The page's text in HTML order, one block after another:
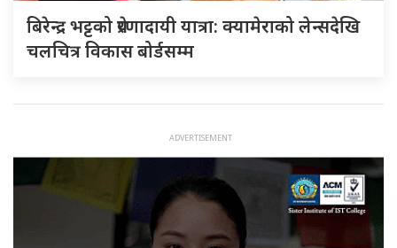
बिरेन्द्र भट्टको प्रेरणादायी यात्रा: क्यामेराको लेन्सदेखि
चलचित्र विकास बोर्डसम्म